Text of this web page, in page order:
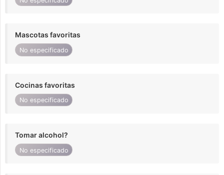
Mascotas favoritas
No especificado
Cocinas favoritas
No especificado
Tomar alcohol?
No especificado